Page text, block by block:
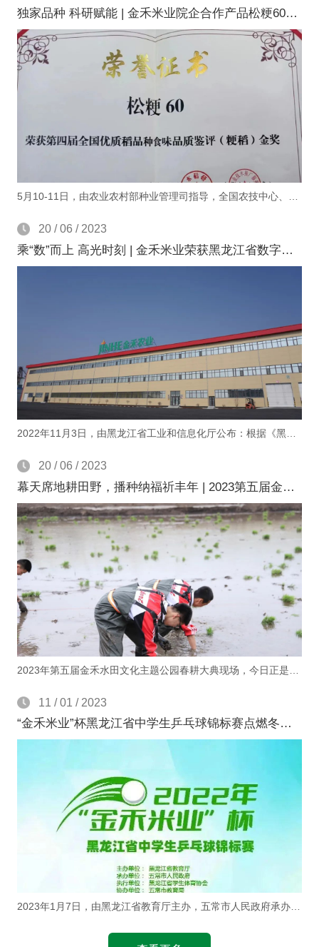
独家品种 科研赋能 | 金禾米业院企合作产品松粳60荣获第四届全国优质稻品种食味品质鉴评（粳稻）金奖
5月10-11日，由农业农村部种业管理司指导，全国农技中心、国家水稻育种联合攻关组在浙江杭州举办第四届全国优质稻品种食味品质鉴评活动。 在本届优质稻米品种食味品质鉴评活动中，由黑龙江农业科学院生物科技研究所送选，黑龙江农科院与黑龙江省五常金禾米业有限公司院企联合孕育的独家品种「松粳60」，从来自国内115个地区参评样品中脱颖而出，获得了第四届全国优质稻品种食味品质鉴评（粳稻）金奖。
20 / 06 / 2023
乘“数”而上 高光时刻 | 金禾米业荣获黑龙江省数字化 (智能) 示范车间
2022年11月3日，由黑龙江省工业和信息化厅公布：根据《黑龙江省数字化 (智能) 示范车间认定管理办法 (试行)》《黑龙江省智能工厂认定管理办法 (试行) 》，经企业申报、地市推荐、专业化审核和网上公示，金禾米业荣获黑龙江省数字化 (智能) 示范车间。
20 / 06 / 2023
幕天席地耕田野，播种纳福祈丰年 | 2023第五届金禾水田文化主题公园春耕大典圆满礼成
11 / 01 / 2023
“金禾米业”杯黑龙江省中学生乒乓球锦标赛点燃冬日激情
2023年1月7日，由黑龙江省教育厅主办，五常市人民政府承办，五常市教育局协办，黑龙江省五常金禾米业有限责任公司赞助，为期5天的“金禾米业”杯黑龙江省中学生乒乓球锦标赛在五常市雅臣中学成功举办。